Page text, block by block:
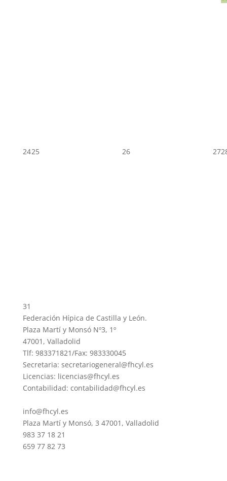
2425 26 27
31
Federación Hípica de Castilla y León.
Plaza Martí y Monsó Nº3, 1º
47001, Valladolid
Tlf: 983371821/Fax: 983330045
Secretaria: secretariogeneral@fhcyl.es
Licencias: licencias@fhcyl.es
Contabilidad: contabilidad@fhcyl.es
info@fhcyl.es
Plaza Martí y Monsó, 3 47001, Valladolid
983 37 18 21
659 77 82 73